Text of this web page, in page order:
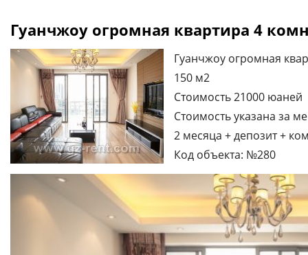
Гуанчжоу огромная квартира 4
Гуанчжоу огромная
150 м2
Стоимость 21000 юаней
Стоимость указана за
2 месяца + депозит +
Код объекта: №280